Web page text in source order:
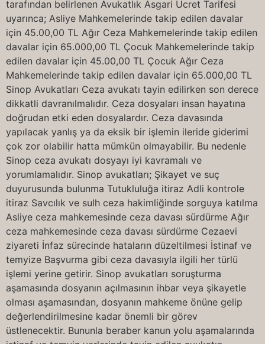
tarafından belirlenen Avukatlık Asgari Ücret Tarifesi
uyarınca; Asliye Mahkemelerinde takip edilen davalar
için 45.00,00 TL Ağır Ceza Mahkemelerinde takip edilen
davalar için 65.000,00 TL Çocuk Mahkemelerinde takip
edilen davalar için 45.00,00 TL Çocuk Ağır Ceza
Mahkemelerinde takip edilen davalar için 65.000,00 TL
Sinop Avukatları Ceza avukatı tayin edilirken son derece
dikkatli davranılmalıdır. Ceza dosyaları insan hayatına
doğrudan etki eden dosyalardır. Ceza davasında
yapılacak yanlış ya da eksik bir işlemin ileride giderimi
çok zor olabilir hatta mümkün olmayabilir. Bu nedenle
Sinop ceza avukatı dosyayı iyi kavramalı ve
yorumlamalıdır. Sinop avukatları; Şikayet ve suç
duyurusunda bulunma Tutukluluğa itiraz Adli kontrole
itiraz Savcılık ve sulh ceza hakimliğinde sorguya katılma
Asliye ceza mahkemesinde ceza davası sürdürme Ağır
ceza mahkemesinde ceza davası sürdürme Cezaevi
ziyareti İnfaz sürecinde hataların düzeltilmesi İstinaf ve
temyize Başvurma gibi ceza davasıyla ilgili her türlü
işlemi yerine getirir. Sinop avukatları soruşturma
aşamasında dosyanın açılmasının ihbar veya şikayetle
olması aşamasından, dosyanın mahkeme önüne gelip
değerlendirilmesine kadar önemli bir görev
üstlenecektir. Bununla beraber kanun yolu aşamalarında